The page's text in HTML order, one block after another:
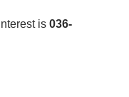
is 036-